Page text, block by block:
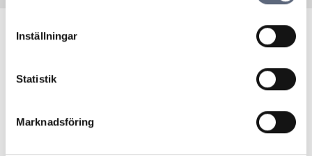
Inställningar
Statistik
Marknadsföring